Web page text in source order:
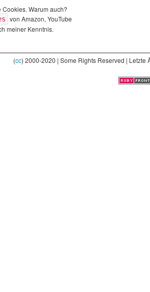
Warum auch?
von Amazon, YouTube
meiner Kenntnis.
(cc) 2000-2020 | Some Rights Reserved |